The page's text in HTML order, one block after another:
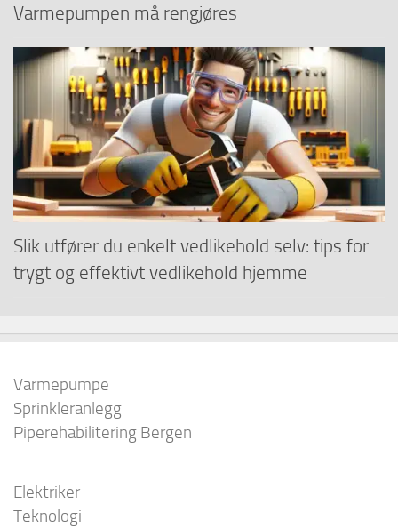
Varmepumpen må rengjøres
Slik utfører du enkelt vedlikehold selv: tips for
trygt og effektivt vedlikehold hjemme
Varmepumpe
Sprinkleranlegg
Piperehabilitering Bergen
Elektriker
Teknologi